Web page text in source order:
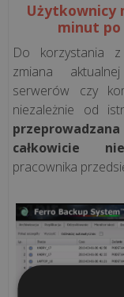
Kontrolny
M/platform
BLOG
O
OPROGRAMOWANIU
Czym
jest
jak
Użytkownicy
minut po
Do korzystania
zmiana
serwerów czy
niezależnie od
całkowicie
pracownika